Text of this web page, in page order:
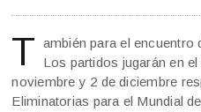
T ambién para el
Los partidos jugarán en
noviembre y 2 de diciembre
Eliminatorias para el Mundial